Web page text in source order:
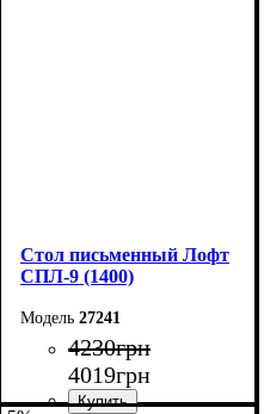
Стол письменный Лофт
СПЛ-9 (1400)
27241
4230грн
4019грн